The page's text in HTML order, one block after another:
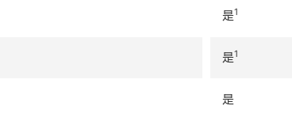
是1
是1
是